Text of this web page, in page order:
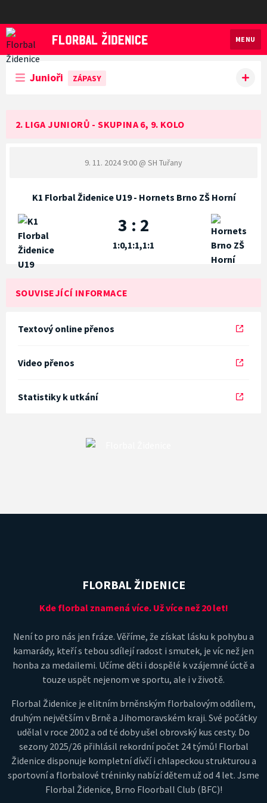
Florbal Židenice
MENU
Junioři ZÁPASY
2. LIGA JUNIORŮ - SKUPINA 6, 9. KOLO
9. 11. 2024 9:00 @ SH Tuřany
K1 Florbal Židenice U19 - Hornets Brno ZŠ Horní
3 : 2
1:0,1:1,1:1
SOUVISEJÍCÍ INFORMACE
Textový online přenos
Video přenos
Statistiky k utkání
FLORBAL ŽIDENICE
Kde florbal znamená více. Už více než 20 let!
Není to pro nás jen fráze. Věříme, že získat lásku k pohybu a
kamarády, kteří s tebou sdílejí radost i smutek, je víc než jen
honba za medailemi. Učíme děti i dospělé k vzájemné úctě a
touze uspět nejenom ve sportu, ale i v životě.
Florbal Židenice je elitním brněnským florbalovým oddílem,
druhým největším v Brně a Jihomoravském kraji. Své počátky
udělal v roce 2002 a od té doby ušel obrovský kus cesty. Do
sezony 2025/26 přihlásil rekordní počet 24 týmů! Florbal
Židenice disponuje kompletní dívčí i chlapeckou strukturou a
sportovní a florbalové tréninky nabízí dětem už od 4 let. Jsme
Florbal Židenice, Brno Floorball Club (BFC)!